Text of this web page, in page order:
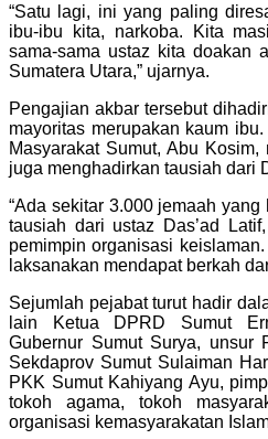
“Satu lagi, ini yang paling
ibu-ibu kita, narkoba. Kita
sama-sama ustaz kita doakan
Sumatera Utara,” ujarnya.
Pengajian akbar tersebut
mayoritas merupakan kaum
Masyarakat Sumut, Abu
juga menghadirkan tausiah dari
“Ada sekitar 3.000 jemaah
tausiah dari ustaz Das’ad
pemimpin organisasi
laksanakan mendapat berkah
Sejumlah pejabat turut hadir
lain Ketua DPRD Sumut
Gubernur Sumut Surya, unsur
Sekdaprov Sumut Sulaiman
PKK Sumut Kahiyang Ayu,
tokoh agama, tokoh
organisasi kemasyarakatan